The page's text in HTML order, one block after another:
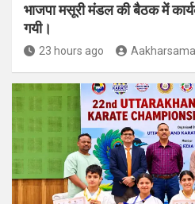
भाजपा मसूरी मंडल की बैठक में
गयी।
23 hours ago